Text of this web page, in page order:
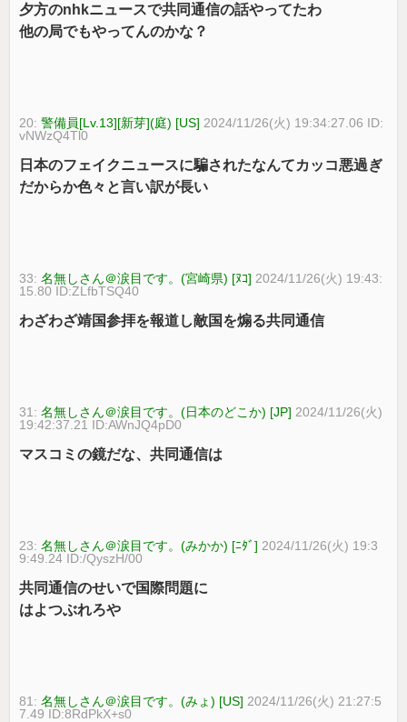
夕方のnhkニュースで共同通信の話やってたわ
他の局でもやってんのかな？
20:警備員[Lv.13][新芽](庭) [US] 2024/11/26(火) 19:34:27.06 ID:
vNWzQ4Tl0
日本のフェイクニュースに騙されたなんてカッコ悪過ぎ
だからか色々と言い訳が長い
33:名無しさん＠涙目です。(宮崎県) [ﾇｺ] 2024/11/26(火) 19:43:
15.80 ID:ZLfbTSQ40
わざわざ靖国参拝を報道し敵国を煽る共同通信
31:名無しさん＠涙目です。(日本のどこか) [JP] 2024/11/26(火)
19:42:37.21 ID:AWnJQ4pD0
マスコミの鏡だな、共同通信は
23:名無しさん＠涙目です。(みかか) [ﾆﾀﾞ] 2024/11/26(火) 19:3
9:49.24 ID:/QyszH/00
共同通信のせいで国際問題に
はよつぶれろや
81:名無しさん＠涙目です。(みょ) [US] 2024/11/26(火) 21:27:5
7.49 ID:8RdPkX+s0